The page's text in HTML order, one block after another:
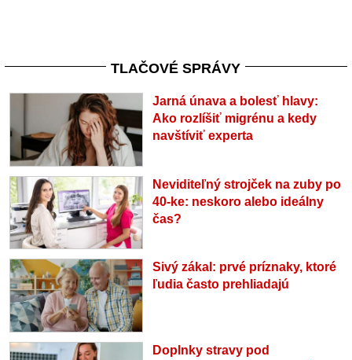
TLAČOVÉ SPRÁVY
Jarná únava a bolesť hlavy:
Ako rozlíšiť migrénu a kedy
navštíviť experta
Neviditeľný strojček na zuby po
40-ke: neskoro alebo ideálny
čas?
Sivý zákal: prvé príznaky, ktoré
ľudia často prehliadajú
Doplnky stravy pod